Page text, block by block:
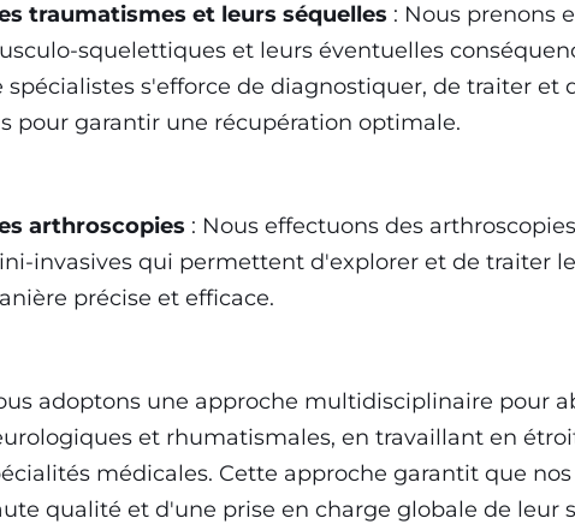
traumatismes et leurs séquelles : Nous prenons
squelettiques et leurs éventuelles
spécialistes s'efforce de diagnostiquer, de traiter
pour garantir une récupération optimale.
arthroscopies : Nous effectuons des
invasives qui permettent d'explorer et de traiter
précise et efficace.
adoptons une approche multidisciplinaire pour
et rhumatismales, en travaillant en
médicales. Cette approche garantit que
qualité et d'une prise en charge globale de leur